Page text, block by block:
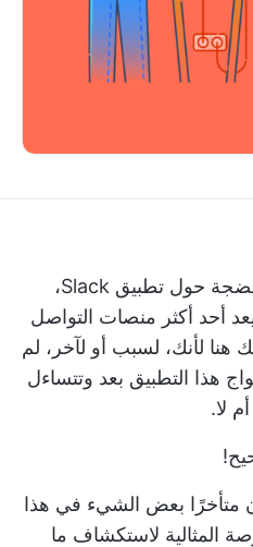
ربما تكون قد سمعت عن الضجة حول تطبيق Slack،
أحد أكثر منصات التواصل
لأنك، لسبب أو لآخر، لم
هذا التطبيق بعد وتتساءل
لا.
متأخرًا بعض الشيء في هذا
المثالية لاستكشاف ما